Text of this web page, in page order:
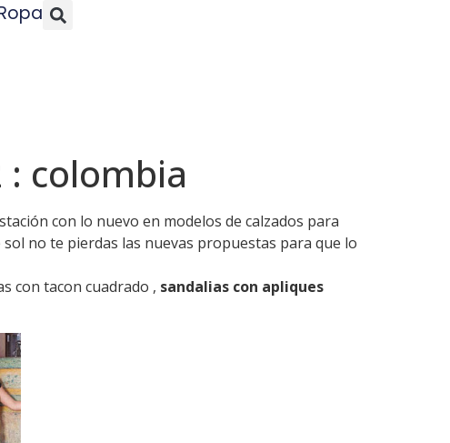
colombia
con lo nuevo en modelos de calzados para
no te pierdas las nuevas propuestas para que lo
con tacon cuadrado , sandalias con apliques